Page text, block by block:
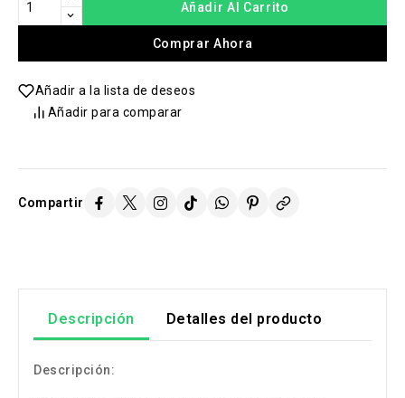
Añadir Al Carrito
Comprar Ahora
Añadir a la lista de deseos
Añadir para comparar
Compartir
Descripción Detalles del producto
Descripción: